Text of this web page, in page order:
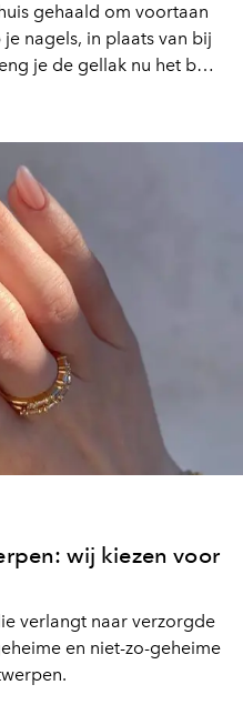
gehaald om voortaan
nagels, in plaats van bij
je de gellak nu het best
mogelijk blijft zitten?
wij kiezen voor
verlangt naar verzorgde
en niet-zo-geheime